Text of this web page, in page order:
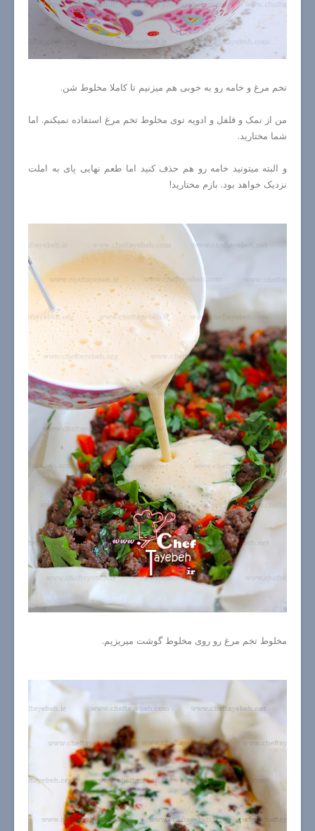
تخم مرغ و خامه رو به خوبی هم میزنیم تا کاملا مخلوط شن.
من از نمک و فلفل و ادویه توی مخلوط تخم مرغ استفاده نمیکنم. اما
شما مختارید.
و البته میتونید خامه رو هم حذف کنید اما طعم نهایی پای به املت
نزدیک خواهد بود. بازم مختارید!
مخلوط تخم مرغ رو روی مخلوط گوشت میریزیم.